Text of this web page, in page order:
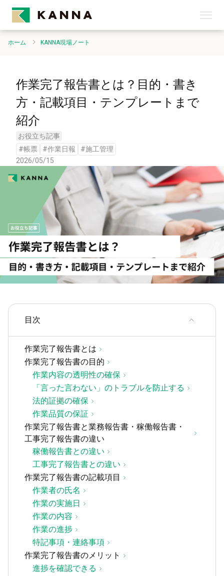
ホーム KANNA現場ノート
作業完了報告書とは？目的・書き
方・記載項目・テンプレートまで
紹介
お役立ち記事
#帳票 #作業日報 #施工管理
2026/05/15
目次
作業完了報告書とは
作業完了報告書の目的
作業内容の透明性の確保
「言った言わない」のトラブルを防止する
法的証拠の確保
作業品質の保証
作業完了報告書と業務報告書・稼働報告書・
工事完了報告書の違い
稼働報告書との違い
工事完了報告書との違い
作業完了報告書の記載項目
作業者の氏名
作業の実施日
作業の内容
作業の進捗
特記事項・連絡事項
作業完了報告書のメリット
進捗を確認できる